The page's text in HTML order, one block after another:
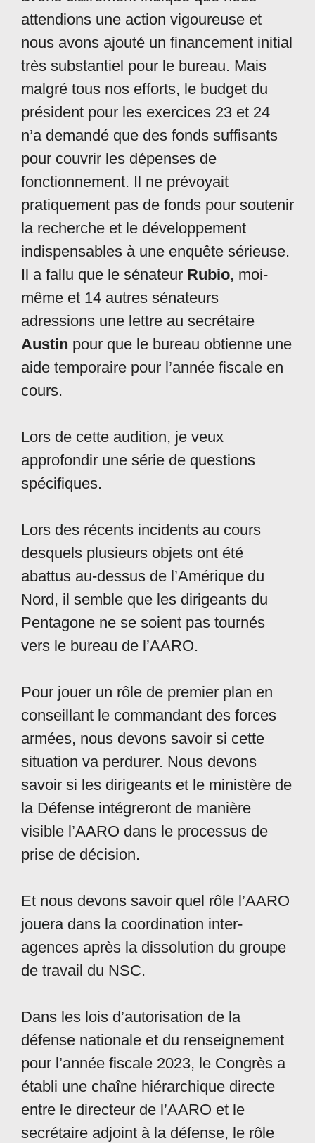
attendions une action vigoureuse et
nous avons ajouté un financement initial
très substantiel pour le bureau. Mais
malgré tous nos efforts, le budget du
président pour les exercices 23 et 24
n’a demandé que des fonds suffisants
pour couvrir les dépenses de
fonctionnement. Il ne prévoyait
pratiquement pas de fonds pour soutenir
la recherche et le développement
indispensables à une enquête sérieuse.
Il a fallu que le sénateur Rubio, moi-
même et 14 autres sénateurs
adressions une lettre au secrétaire
Austin pour que le bureau obtienne une
aide temporaire pour l’année fiscale en
cours.
Lors de cette audition, je veux
approfondir une série de questions
spécifiques.
Lors des récents incidents au cours
desquels plusieurs objets ont été
abattus au-dessus de l’Amérique du
Nord, il semble que les dirigeants du
Pentagone ne se soient pas tournés
vers le bureau de l’AARO.
Pour jouer un rôle de premier plan en
conseillant le commandant des forces
armées, nous devons savoir si cette
situation va perdurer. Nous devons
savoir si les dirigeants et le ministère de
la Défense intégreront de manière
visible l’AARO dans le processus de
prise de décision.
Et nous devons savoir quel rôle l’AARO
jouera dans la coordination inter-
agences après la dissolution du groupe
de travail du NSC.
Dans les lois d’autorisation de la
défense nationale et du renseignement
pour l’année fiscale 2023, le Congrès a
établi une chaîne hiérarchique directe
entre le directeur de l’AARO et le
secrétaire adjoint à la défense, le rôle